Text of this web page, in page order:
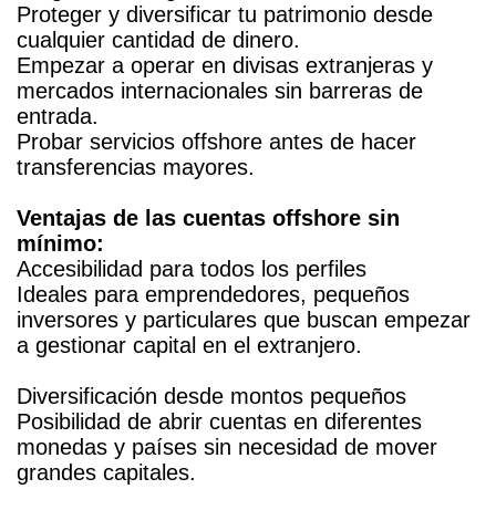
Proteger y diversificar tu patrimonio desde
cualquier cantidad de dinero.
Empezar a operar en divisas extranjeras y
mercados internacionales sin barreras de
entrada.
Probar servicios offshore antes de hacer
transferencias mayores.
Ventajas de las cuentas offshore sin
mínimo:
Accesibilidad para todos los perfiles
Ideales para emprendedores, pequeños
inversores y particulares que buscan empezar
a gestionar capital en el extranjero.
Diversificación desde montos pequeños
Posibilidad de abrir cuentas en diferentes
monedas y países sin necesidad de mover
grandes capitales.